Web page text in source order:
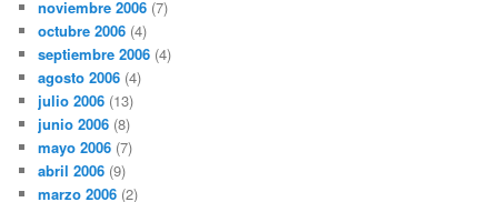
noviembre 2006 (7)
octubre 2006 (4)
septiembre 2006 (4)
agosto 2006 (4)
julio 2006 (13)
junio 2006 (8)
mayo 2006 (7)
abril 2006 (9)
marzo 2006 (2)